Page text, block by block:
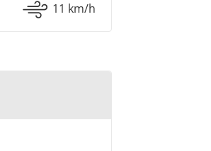
11 km/h